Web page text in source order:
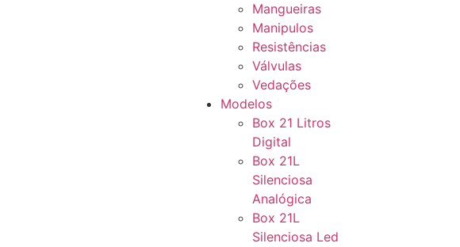
Mangueiras
Manipulos
Resistências
Válvulas
Vedações
Modelos
Box 21 Litros
Digital
Box 21L
Silenciosa
Analógica
Box 21L
Silenciosa Led